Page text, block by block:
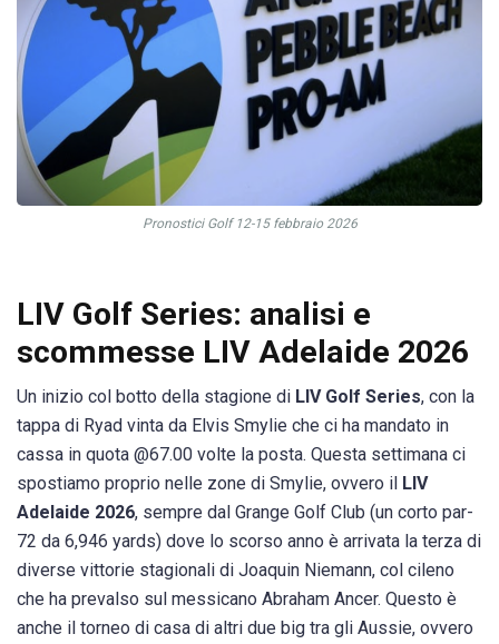
Pronostici Golf 12-15 febbraio 2026
LIV Golf Series: analisi e
scommesse LIV Adelaide 2026
Un inizio col botto della stagione di LIV Golf Series, con la
tappa di Ryad vinta da Elvis Smylie che ci ha mandato in
cassa in quota @67.00 volte la posta. Questa settimana ci
spostiamo proprio nelle zone di Smylie, ovvero il LIV
Adelaide 2026, sempre dal Grange Golf Club (un corto par-
72 da 6,946 yards) dove lo scorso anno è arrivata la terza di
diverse vittorie stagionali di Joaquin Niemann, col cileno
che ha prevalso sul messicano Abraham Ancer. Questo è
anche il torneo di casa di altri due big tra gli Aussie, ovvero